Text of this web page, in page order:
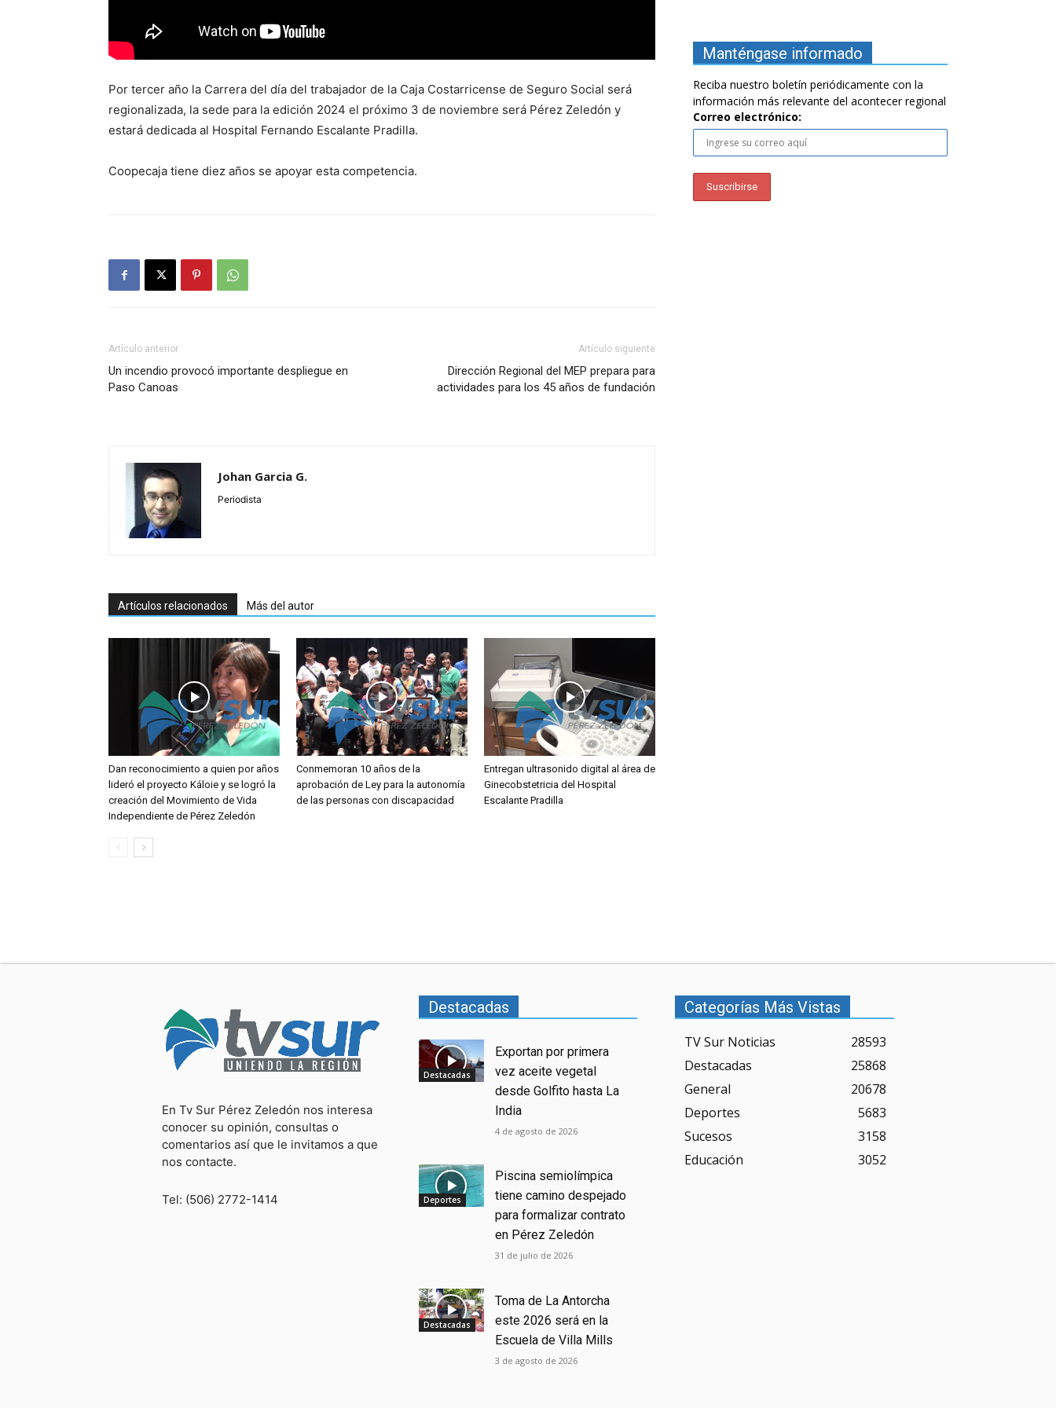
Por tercer año la Carrera del día del trabajador de la Caja Costarricense de Seguro Social será
regionalizada, la sede para la edición 2024 el próximo 3 de noviembre será Pérez Zeledón y
estará dedicada al Hospital Fernando Escalante Pradilla.
Coopecaja tiene diez años se apoyar esta competencia.
Artículo anterior
Un incendio provocó importante despliegue en
Paso Canoas
Artículo siguiente
Dirección Regional del MEP prepara para
actividades para los 45 años de fundación
Johan Garcia G.
Periodista
Artículos relacionados Más del autor
Dan reconocimiento a quien por años
lideró el proyecto Káloie y se logró la
creación del Movimiento de Vida
Independiente de Pérez Zeledón
Conmemoran 10 años de la
aprobación de Ley para la autonomía
de las personas con discapacidad
Entregan ultrasonido digital al área de
Ginecobstetricia del Hospital
Escalante Pradilla
Manténgase informado
Reciba nuestro boletín periódicamente con la
información más relevante del acontecer regional
Correo electrónico:
En Tv Sur Pérez Zeledón nos interesa
conocer su opinión, consultas o
comentarios así que le invitamos a que
nos contacte.
Tel: (506) 2772-1414
Destacadas
Destacadas
Exportan por primera
vez aceite vegetal
desde Golfito hasta La
India
4 de agosto de 2026
Deportes
Piscina semiolímpica
tiene camino despejado
para formalizar contrato
en Pérez Zeledón
31 de julio de 2026
Destacadas
Toma de La Antorcha
este 2026 será en la
Escuela de Villa Mills
3 de agosto de 2026
Categorías Más Vistas
TV Sur Noticias
28593
Destacadas
25868
General
20678
Deportes
5683
Sucesos
3158
Educación
3052